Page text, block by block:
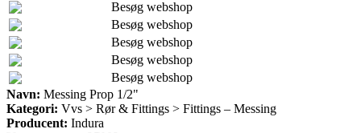
Besøg webshop
Besøg webshop
Besøg webshop
Besøg webshop
Besøg webshop
Navn: Messing Prop 1/2"
Kategori: Vvs > Rør & Fittings > Fittings – Messing
Producent: Indura